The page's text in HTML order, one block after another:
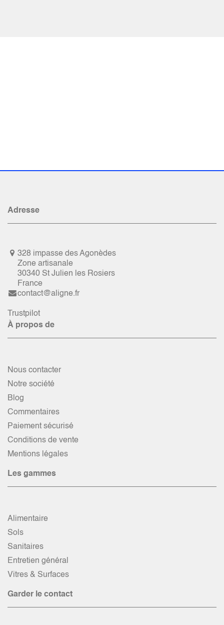
Adresse
328 impasse des Agonèdes
Zone artisanale
30340 St Julien les Rosiers
France
contact@aligne.fr
Trustpilot
À propos de
Nous contacter
Notre société
Blog
Commentaires
Paiement sécurisé
Conditions de vente
Mentions légales
Les gammes
Alimentaire
Sols
Sanitaires
Entretien général
Vitres & Surfaces
Garder le contact